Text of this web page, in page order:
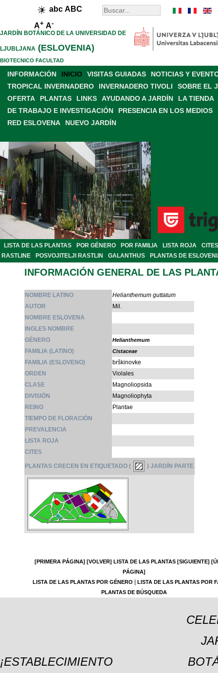
abc ABC
A+ A-
JARDÍN BOTÁNICO DE LA UNIVERSIDAD DE
LJUBLJANA (ESLOVENIA)
BIOTECNICO FACULTAD
INFORMACIÓN INICIO VISITAS GUIADAS
NOTICIAS Y
TROPICAL INVERNADERO
INVERNADERO TIVOLI
SOBRE EL
OFERTA
PLANTAS LINKS AYUDANDO A JARDÍN
LA TIENDA
DE TRABAJO E INVESTIGACIÓN
PRESENCIA EN LOS MEDIOS
RED ESLOVENA
NUEVO JARDÍN
LISTA DE LAS PLANTAS POR GÉNERO POR FAMILIA LISTA ROJA
CITES
RASTLINE
POSVOJITELJI RASTLIN GALANTHUS PLANTAS DE
INFORMACIÓN GENERAL DE LAS
NOMBRE LATINO
Helianthemum guttatum
AUTOR
Mil.
NOMBRE ESLOVENA
INGLES NOMBRE
GÉNERO
Helianthemum
FAMILIA (LATINO) Cistaceae
FAMILIA (ESLOVENO)
brškinovke
ORDEN
Violales
CLASE
Magnoliopsida
DIVISIÓN
Magnoliophyta
REINO
Plantae
TIEMPO DE FLORACIÓN
PREVALENCIA
LISTA ROJA
CITES
PLANTAS CRECEN EN ETIQUETADO ( ) JARDÍN PARTE
[PRIMERA PÁGINA] [VOLVER] LISTA DE LAS PLANTAS [SIGUIENTE]
PÁGINA]
LISTA DE LAS PLANTAS POR GÉNERO
LISTA DE LAS PLANTAS POR
PLANTAS DE BÚSQUEDA
¡ESTABLECIMIENTO